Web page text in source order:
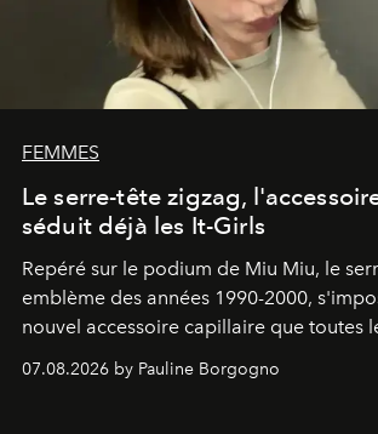
FEMMES
Le serre-tête zigzag,
séduit déjà les It-Girls
Repéré sur le podium de Miu Miu, le
emblème des années 1990-2000,
nouvel accessoire capillaire que toutes
s'arrachent déjà.
07.08.2026 by Pauline Borgogno